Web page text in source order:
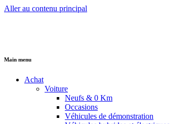
Aller au contenu principal
Main menu
Achat
Voiture
Neufs & 0 Km
Occasions
Véhicules de démonstration